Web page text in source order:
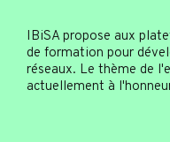
IBiSA propose aux
de formation pour
réseaux. Le thème de
actuellement à